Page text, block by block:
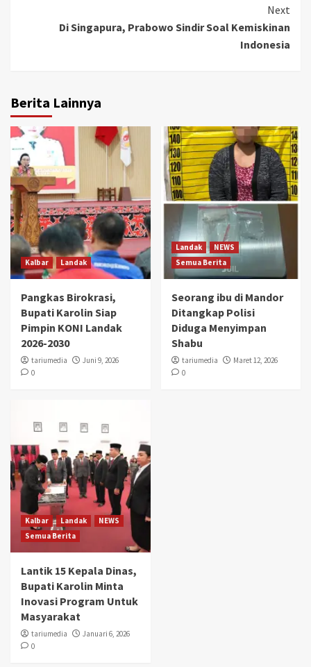
Next
Di Singapura, Prabowo Sindir Soal Kemiskinan
Indonesia
Berita Lainnya
Kalbar Landak
Pangkas Birokrasi,
Bupati Karolin Siap
Pimpin KONI Landak
2026-2030
tariumedia
Juni 9, 2026
0
Landak
NEWS
Semua Berita
Seorang ibu di Mandor
Ditangkap Polisi
Diduga Menyimpan
Shabu
tariumedia
Maret 12, 2026
0
Kalbar Landak
NEWS
Semua Berita
Lantik 15 Kepala Dinas,
Bupati Karolin Minta
Inovasi Program Untuk
Masyarakat
tariumedia
Januari 6, 2026
0